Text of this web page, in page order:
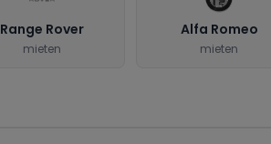
Range Rover
mieten
Alfa Romeo
mieten